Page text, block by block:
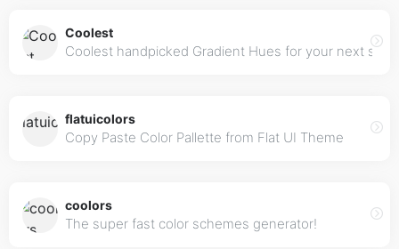
Coolest
Coolest handpicked Gradient Hues for your next
flatuicolors
Copy Paste Color Pallette from Flat UI Theme
coolors
The super fast color schemes generator!